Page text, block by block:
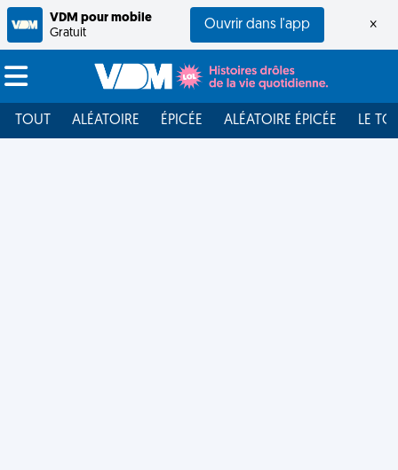
VDM pour mobile
Gratuit
Ouvrir dans l'app ×
TOUT ALÉATOIRE ÉPICÉE ALÉATOIRE ÉPICÉE LE